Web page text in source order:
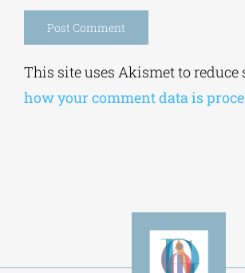
This site uses Akismet to reduce
how your comment data is